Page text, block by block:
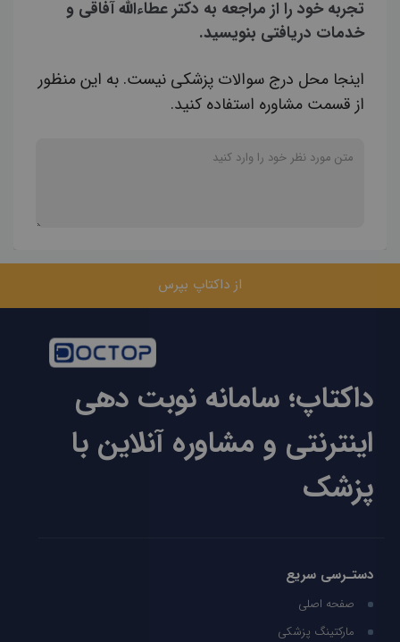
تجربه خود را از مراجعه به دکتر عطاءالله آفاقی و
خدمات دریافتی بنویسید.
اینجا محل درج سوالات پزشکی نیست. به این منظور
از قسمت مشاوره استفاده کنید.
از داکتاپ بپرس
داکتاپ؛ سامانه نوبت دهی
اینترنتی و مشاوره آنلاین با
پزشک
دستـرسی سریع
صفحه اصلی
مارکتینگ پزشکی